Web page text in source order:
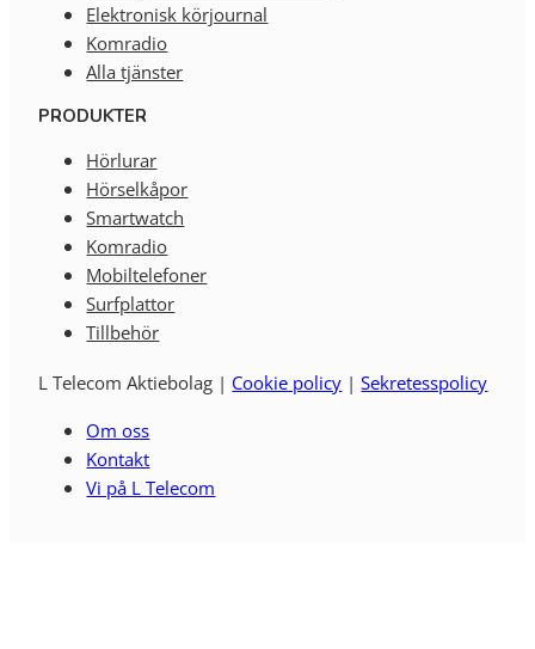
Elektronisk körjournal
Komradio
Alla tjänster
PRODUKTER
Hörlurar
Hörselkåpor
Smartwatch
Komradio
Mobiltelefoner
Surfplattor
Tillbehör
L Telecom Aktiebolag | Cookie policy |Sekretesspolicy
Om oss
Kontakt
Vi på L Telecom